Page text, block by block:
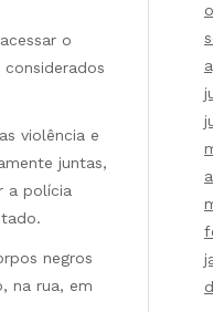
o
violência e
juntas,
a polícia
negros
na rua, em